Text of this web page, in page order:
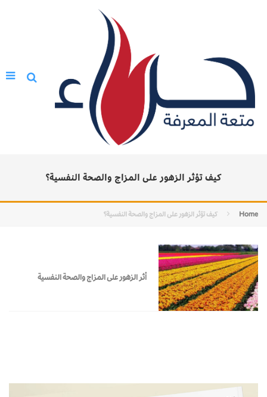
كيف تؤثر الزهور على المزاج والصحة النفسية؟
Home كيف تؤثر الزهور على المزاج والصحة النفسية؟
أثر الزهور على المزاج والصحة النفسية